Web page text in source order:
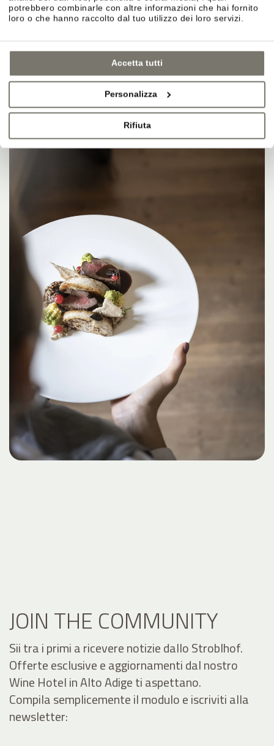
potrebbero combinarle con altre informazioni che hai fornito
loro o che hanno raccolto dal tuo utilizzo dei loro servizi.
Accetta tutti
Personalizza
Rifiuta
JOIN THE COMMUNITY
Sii tra i primi a ricevere notizie dallo Stroblhof.
Offerte esclusive e aggiornamenti dal nostro
Wine Hotel in Alto Adige ti aspettano.
Compila semplicemente il modulo e iscriviti alla
newsletter: